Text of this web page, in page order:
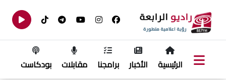
الرئيسية الأخبار برامجنا مقابلات بودكاست